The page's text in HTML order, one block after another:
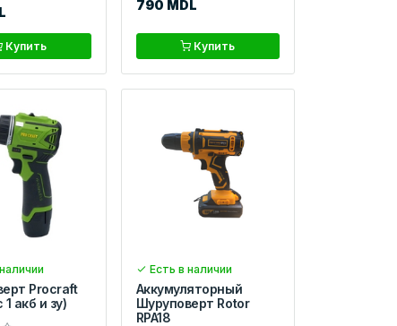
Купить
790 MDL
Купить
Procraft
1 акб и зу)
Есть в наличии
Аккумуляторный
Шуруповерт Rotor
RPA18